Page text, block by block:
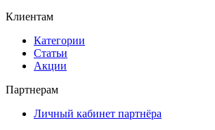
Клиентам
Категории
Статьи
Акции
Партнерам
Личный кабинет партнёра